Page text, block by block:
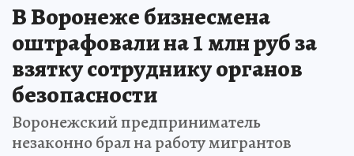
В Воронеже бизнесмена
оштрафовали на 1 млн руб за
взятку сотруднику органов
безопасности
Воронежский предприниматель
незаконно брал на работу мигрантов